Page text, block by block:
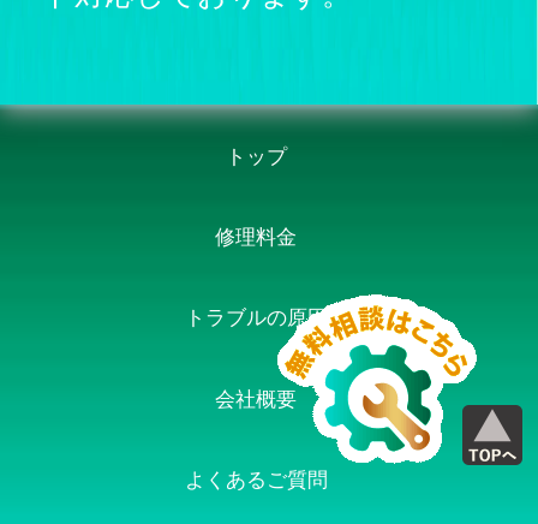
トップ
修理料金
トラブルの原因
会社概要
よくあるご質問